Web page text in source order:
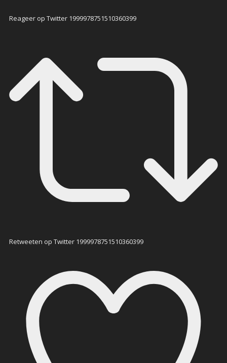
Reageer op Twitter 1999978751510360399
Retweeten op Twitter 1999978751510360399